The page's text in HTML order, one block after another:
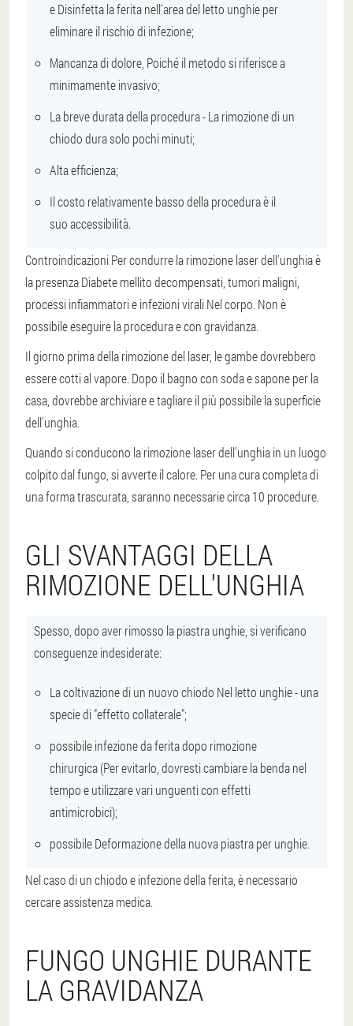
eDisinfetta la feritanell'area del letto unghie per
eliminare il rischio di infezione;
Mancanza di dolore , Poiché il metodo si riferisce a
minimamente invasivo;
La breve durata della procedura- La rimozione di un
chiodo dura solo pochi minuti;
Alta efficienza;
Il costo relativamente basso della procedura è il
suoaccessibilità.
Controindicazioni Per condurre la rimozione laser dell'unghia è
la presenzaDiabete mellito decompensati, tumori maligni,
processi infiammatori e infezioni virali Nel corpo. Non è
possibile eseguire la procedura e congravidanza.
Il giorno prima della rimozione del laser, le gambe dovrebbero
essere cotti al vapore. Dopo il bagno con soda e sapone per la
casa, dovrebbearchiviare e tagliare il più possibile la superficie
dell'unghia.
Quando si conducono la rimozione laser dell'unghia in un luogo
colpito dal fungo, si avverte il calore. Per una cura completa di
una forma trascurata, saranno necessarie circa 10 procedure.
GLI SVANTAGGI DELLA
RIMOZIONE DELL'UNGHIA
Spesso, dopo aver rimosso la piastra unghie, si verificano
conseguenze indesiderate:
La coltivazione di un nuovo chiodo Nel letto unghie - una
specie di "effetto collaterale";
possibileinfezione da ferita dopo rimozione
chirurgica(Per evitarlo, dovresti cambiare la benda nel
tempo e utilizzare vari unguenti con effetti
antimicrobici);
possibileDeformazione della nuova piastra per unghie.
Nel caso di un chiodo e infezione della ferita, è necessario
cercare assistenza medica.
FUNGO UNGHIE DURANTE
LA GRAVIDANZA